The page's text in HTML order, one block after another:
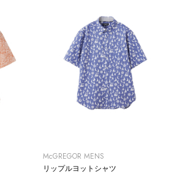
McGREGOR MENS
リップルヨットシャツ